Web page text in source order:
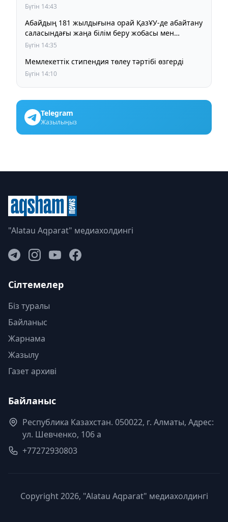
Бүгін 14:43
Абайдың 181 жылдығына орай ҚазҰУ-де абайтану
саласындағы жаңа білім беру жобасы мен
ғылыми әзірлемені таныстырды
Бүгін 14:35
Мемлекеттік стипендия төлеу тәртібі өзгерді
Бүгін 14:10
Telegram
Жазылыңыз
"Alatau Aqparat" медиахолдингі
Сілтемелер
Біз туралы
Байланыс
Жарнама
Жазылу
Газет архиві
Байланыс
Республика Казахстан. 050022, г. Алматы, Адрес:
ул. Шевченко, 106 а
+77272930803
Copyright 2026, "Alatau Aqparat" медиахолдингі